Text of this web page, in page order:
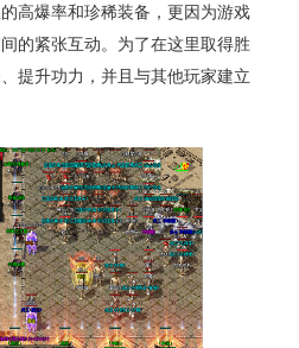
高爆率和珍稀装备，更因为游戏
的紧张互动。为了在这里取得胜
提升功力，并且与其他玩家建立